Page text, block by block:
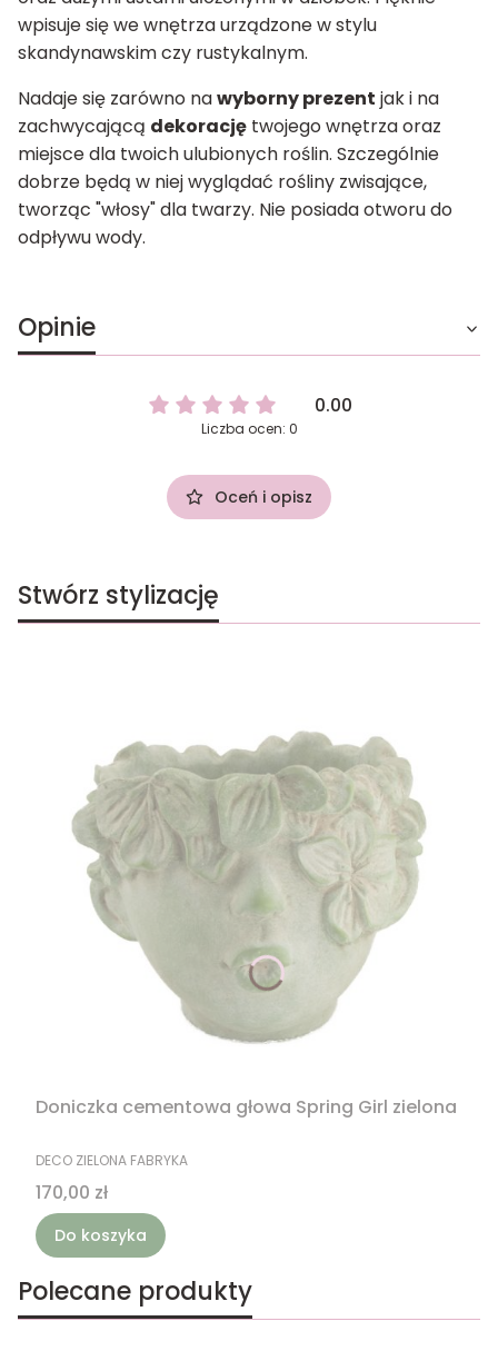
wpisuje się we wnętrza urządzone w stylu
skandynawskim czy rustykalnym.
Nadaje się zarówno nawyborny prezent jak i na
zachwycającą dekorację twojego wnętrza oraz
miejsce dla twoich ulubionych roślin. Szczególnie
dobrze będą w niej wyglądać rośliny zwisające,
tworząc "włosy" dla twarzy. Nie posiada otworu do
odpływu wody.
Opinie
0.00
Liczba ocen: 0
Oceń i opisz
Stwórz stylizację
Doniczka cementowa głowa Spring Girl zielona
PRODUCENT
DECO ZIELONA FABRYKA
Cena
170,00 zł
Do koszyka
Polecane produkty